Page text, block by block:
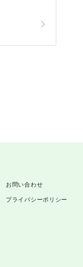
お問い合わせ
プライバシーポリシー